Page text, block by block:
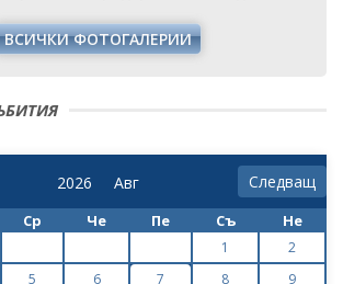
ВСИЧКИ ФОТОГАЛЕРИИ
Следващ
Ср Че Пе Съ Не
1
2
5 6 7 8
9